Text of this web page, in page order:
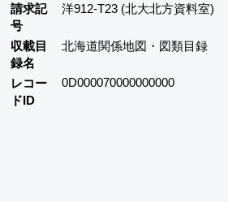
請求記
号
洋912-T23 (北大北方資料室)
収載目
録名
北海道関係地図・図類目録
レコー
ドID
0D000070000000000